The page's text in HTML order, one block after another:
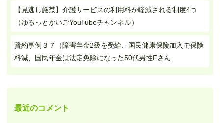
【見逃し厳禁】介護サービスの利用料が軽減される制度4つ
（ゆるっとかいごYouTubeチャンネル）
賢約事例３７（障害年金2級を受給、国民健康保険加入で保険
料減、国民年金は法定免除になった50代男性Fさん
最近のコメント